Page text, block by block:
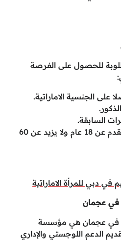
للحصول على الفرصة
على الجنسية الاماراتية.
السابقة.
يجب ألا يقل عمر المتقدم عن 18 عام ولا يزيد عن 60
دبي للمرأة الاماراتية
في عجمان
في عجمان هي مؤسسة
الدعم اللوجستي والإداري